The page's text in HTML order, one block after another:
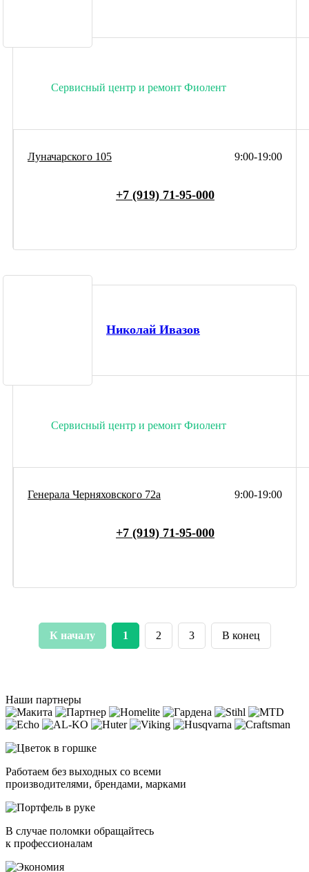
Сервисный центр и ремонт Фиолент
9:00-19:00
Луначарского 105
+7 (919) 71-95-000
Николай Ивазов
Сервисный центр и ремонт Фиолент
9:00-19:00
Генерала Черняховского 72а
+7 (919) 71-95-000
К началу 1 2 3 В конец
Наши партнеры
Работаем без выходных со всеми
производителями, брендами, марками
В случае поломки обращайтесь
к профессионалам